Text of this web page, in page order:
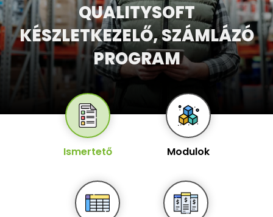
QUALITYSOFT
KÉSZLETKEZELŐ, SZÁMLÁZÓ
PROGRAM
Ismertető Modulok